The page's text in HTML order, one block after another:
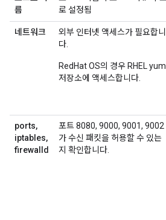
름
로 설정됨
네트워크
외부 인터넷 액세스가 필요합니
다.
RedHat OS의 경우 RHEL yum
저장소에 액세스합니다.
ports,
iptables,
firewalld
포트 8080, 9000, 9001, 9002
가 수신 패킷을 허용할 수 있는
지 확인합니다.